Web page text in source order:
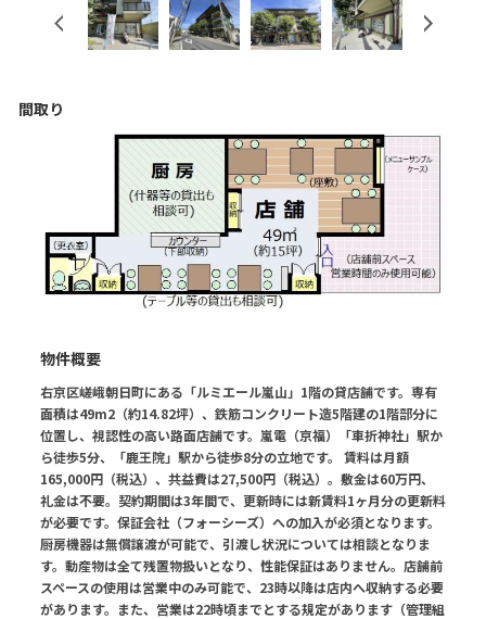
Previous
間取り
物件概要
右京区嵯峨朝日町にある「ルミエール嵐山」1階の貸店舗です。専有
面積は49m2（約14.82坪）、鉄筋コンクリート造5階建の1階部分に
位置し、視認性の高い路面店舗です。嵐電（京福）「車折神社」駅か
ら徒歩5分、「鹿王院」駅から徒歩8分の立地です。 賃料は月額
165,000円（税込）、共益費は27,500円（税込）。敷金は60万円、
礼金は不要。契約期間は3年間で、更新時には新賃料1ヶ月分の更新料
が必要です。保証会社（フォーシーズ）への加入が必須となります。
厨房機器は無償譲渡が可能で、引渡し状況については相談となりま
す。動産物は全て残置物扱いとなり、性能保証はありません。店舗前
スペースの使用は営業中のみ可能で、23時以降は店内へ収納する必要
があります。また、営業は22時頃までとする規定があります（管理組